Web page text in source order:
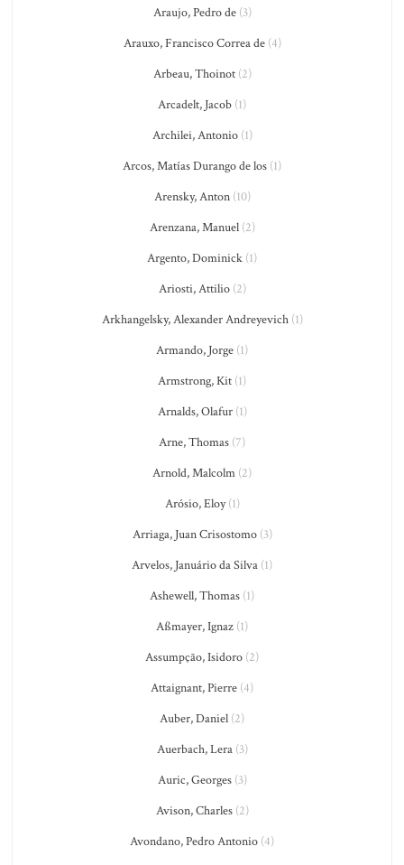
Araujo, Pedro de(3)
Arauxo, Francisco Correa de(4)
Arbeau, Thoinot(2)
Arcadelt, Jacob (1)
Archilei, Antonio(1)
Arcos, Matías Durango de los (1)
Arensky, Anton(10)
Arenzana, Manuel(2)
Argento, Dominick (1)
Ariosti, Attilio(2)
Arkhangelsky, Alexander Andreyevich(1)
Armando, Jorge (1)
Armstrong, Kit (1)
Arnalds, Olafur(1)
Arne, Thomas (7)
Arnold, Malcolm (2)
Arósio, Eloy(1)
Arriaga, Juan Crisostomo(3)
Arvelos, Januário da Silva (1)
Ashewell, Thomas (1)
Aßmayer, Ignaz (1)
Assumpção, Isidoro (2)
Attaignant, Pierre (4)
Auber, Daniel (2)
Auerbach, Lera(3)
Auric, Georges(3)
Avison, Charles(2)
Avondano, Pedro Antonio (4)